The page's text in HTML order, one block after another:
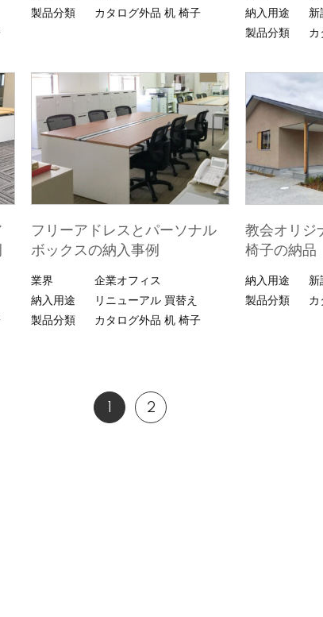
製品分類
カタログ外品 机 椅子
納入用途
新
製品分類
カ
フリーアドレスとパーソナル
ボックスの納入事例
業界
企業オフィス
納入用途
リニューアル 買替え
製品分類
カタログ外品 机 椅子
教会オリジ
椅子の納品
納入用途
新
製品分類
カ
2